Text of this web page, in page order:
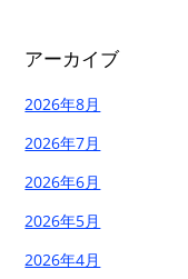
アーカイブ
2026年8月
2026年7月
2026年6月
2026年5月
2026年4月